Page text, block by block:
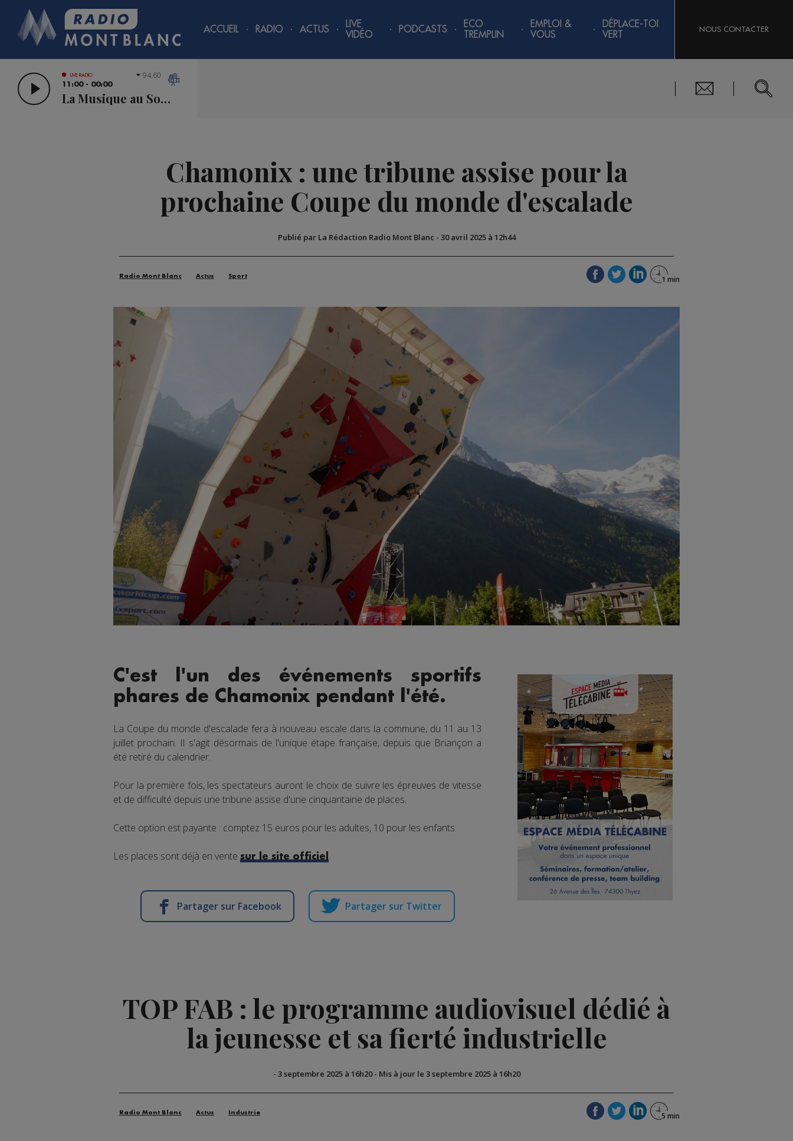
ACCUEIL RADIO ACTUS
LIVE
VIDÉO
PODCASTS
ECO
TREMPLIN
EMPLOI &
VOUS
DÉPLACE-TOI
VERT
NOUS CONTACTER
LIVE RADIO
11:00 - 00:00
La Musique au Sommet
94.60
Chamonix : une tribune assise pour la
prochaine Coupe du monde d'escalade
Publié par La Rédaction Radio Mont Blanc - 30 avril 2025 à 12h44
Radio Mont Blanc Actus Sport
C'est l'un des événements sportifs
phares de Chamonix pendant l'été.
La Coupe du monde d'escalade fera à nouveau escale dans la commune, du 11 au 13
juillet prochain. Il s'agit désormais de l'unique étape française, depuis que Briançon a
été retiré du calendrier.
Pour la première fois, les spectateurs auront le choix de suivre les épreuves de vitesse
et de difficulté depuis une tribune assise d'une cinquantaine de places.
Cette option est payante : comptez 15 euros pour les adultes, 10 pour les enfants.
Les places sont déjà en vente sur le site officiel .
Partager sur Facebook Partager sur Twitter
TOP FAB : le programme audiovisuel dédié à
la jeunesse et sa fierté industrielle
- 3 septembre 2025 à 16h20- Mis à jour le 3 septembre 2025 à 16h20
Radio Mont Blanc Actus Industrie